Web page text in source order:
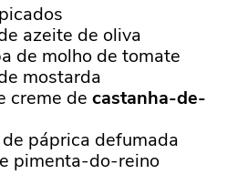
azeite de oliva
de molho de tomate
mostarda
creme de castanha-de-
páprica defumada
pimenta-do-reino